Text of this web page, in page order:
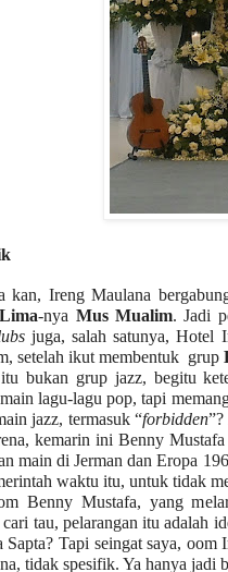
kan, Ireng Maulana
-nya Mus Mualim. Jadi
juga, salah satunya, Hotel
setelah ikut membentuk grup
bukan grup jazz, begitu
lagu-lagu pop, tapi
jazz, termasuk “forbidden
kemarin ini Benny
main di Jerman dan Eropa
waktu itu, untuk tidak
Benny Mustafa, yang
tau, pelarangan itu adalah
Sapta? Tapi seingat saya,
tidak spesifik. Ya hanya jadi